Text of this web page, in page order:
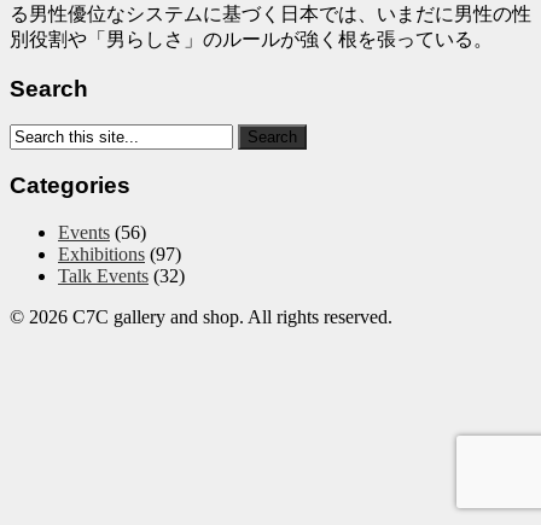
る男性優位なシステムに基づく日本では、いまだに男性の性
別役割や「男らしさ」のルールが強く根を張っている。
Search
Categories
Events (56)
Exhibitions (97)
Talk Events (32)
© 2026 C7C gallery and shop. All rights reserved.